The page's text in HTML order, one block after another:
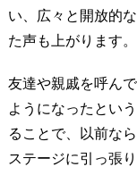
い、広々と開放的
た声も上がります。
友達や親戚を呼ん
ようになったとい
ることで、以前な
ステージに引っ張